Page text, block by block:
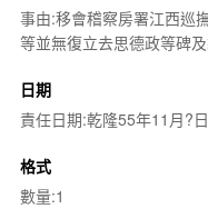
事由:移會稽察房署江西巡
等並無復立去思德政等碑
日期
責任日期:乾隆55年11月?日
格式
數量:1